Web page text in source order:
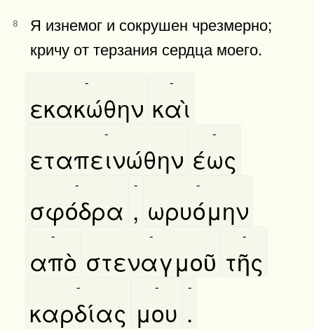
8
Я изнемог и сокрушен чрезмерно;
кричу от терзания сердца моего.
εκακώθην
-
καὶ
-
εταπεινώθην
-
έως
-
σφόδρα
-
,
-
ωρυόμην
-
απὸ
-
στεναγμοῦ
-
τῆς
-
καρδίας
-
μου
-
.
-